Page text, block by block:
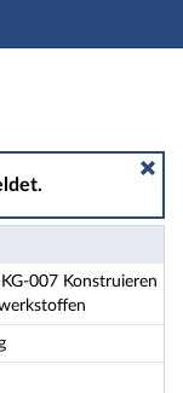
mit
007 Konstruieren